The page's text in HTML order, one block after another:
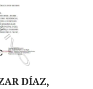
DÍAZ,